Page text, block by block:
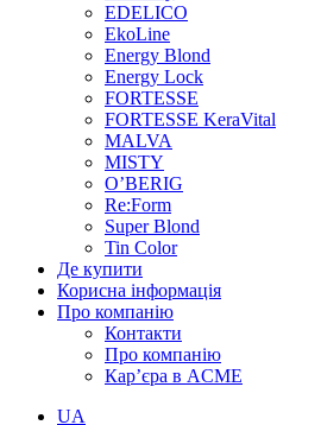
EDELICO
EkoLine
Energy Blond
Energy Lock
FORTESSE
FORTESSE KeraVital
MALVA
MISTY
O’BERIG
Re:Form
Super Blond
Tin Color
Де купити
Корисна інформація
Про компанію
Контакти
Про компанію
Кар’єра в ACME
UA